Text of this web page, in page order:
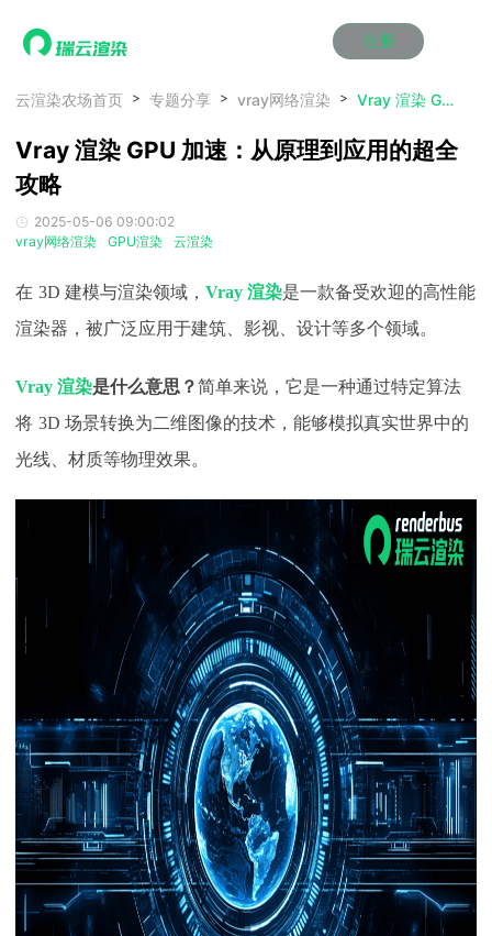
注册
首页
产品服务
云制作
瑞兔百宝箱
AI视频插帧
云制作
瑞兔百宝箱
AI视频插帧
云制作
瑞兔百宝箱
AI视频插帧
云制作
瑞兔百宝箱
AI视频插帧
云制作
瑞兔百宝箱
AI视频插帧
云制作
瑞兔百宝箱
AI视频插帧
Maya云渲染方案
Cinema 4D云渲染方案
Maya AI渲染方案
Maya云渲染方案
Cinema 4D云渲染方案
Maya AI渲染方案
Maya云渲染方案
Cinema 4D云渲染方案
Maya AI渲染方案
Maya云渲染方案
Cinema 4D云渲染方案
Maya AI渲染方案
Maya云渲染方案
Cinema 4D云渲染方案
Maya AI渲染方案
Maya云渲染方案
Cinema 4D云渲染方案
Maya AI渲染方案
动画价格
效果图价格
云制作价格
动画价格
效果图价格
云制作价格
动画价格
效果图价格
云制作价格
动画价格
效果图价格
云制作价格
动画价格
效果图价格
云制作价格
动画价格
效果图价格
云制作价格
新闻资讯
渲染大赛
泛CG交流会
新闻资讯
渲染大赛
泛CG交流会
新闻资讯
渲染大赛
泛CG交流会
新闻资讯
渲染大赛
泛CG交流会
新闻资讯
渲染大赛
泛CG交流会
新闻资讯
渲染大赛
泛CG交流会
特惠专区
云渲染优惠攻略
云渲染优惠攻略
云渲染优惠攻略
云渲染优惠攻略
云渲染优惠攻略
云渲染优惠攻略
关于我们
动画客户端
效果图客户端
动画客户端
效果图客户端
动画客户端
效果图客户端
动画客户端
效果图客户端
动画客户端
效果图客户端
动画客户端
效果图客户端
帮助/教程
登录
云渲染农场首页 专题分享 vray网络渲染 Vray 渲染 GPU 加速：从原理到应用的超全攻略
Vray 渲染 GPU 加速：从原理到应用的超全
攻略
2025-05-06 09:00:02
vray网络渲染
GPU渲染 云渲染
在 3D 建模与渲染领域， Vray 渲染是一款备受欢迎的高性能
渲染器，被广泛应用于建筑、影视、设计等多个领域。
Vray 渲染是什么意思？简单来说，它是一种通过特定算法
将 3D 场景转换为二维图像的技术，能够模拟真实世界中的
光线、材质等物理效果。